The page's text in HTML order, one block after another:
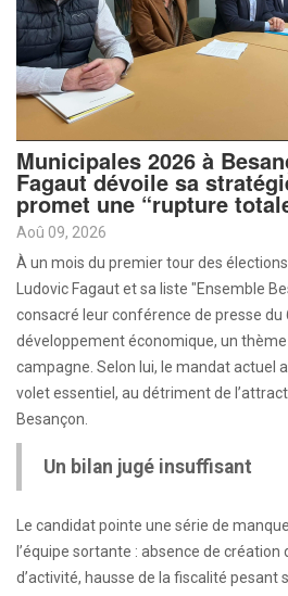
Municipales 2026 à
Fagaut dévoile sa
promet une “rupture
Aoû 09, 2026
À un mois du premier tour des
Ludovic Fagaut et sa liste "Ensemble
consacré leur conférence de presse du
développement économique, un
campagne. Selon lui, le mandat actuel
volet essentiel, au détriment de
Besançon.
Un bilan jugé insuffisant
Le candidat pointe une série de
l’équipe sortante : absence de création
d’activité, hausse de la fiscalité pesant